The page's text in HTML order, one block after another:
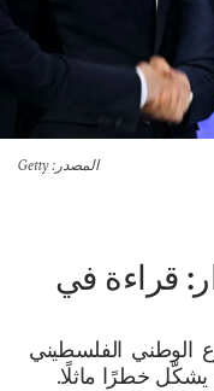
المصدر : Getty
قراءة في
الوطني الفلسطيني
يشكّل خطرًا ماثلًا.